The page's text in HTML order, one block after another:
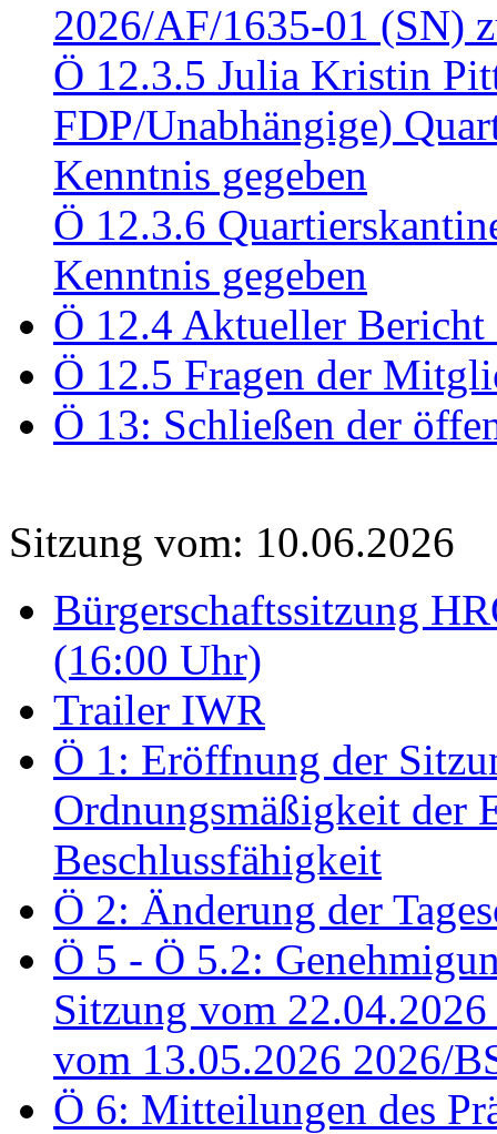
2026/AF/1635-01 (SN)
Ö 12.3.5 Julia Kristin
FDP/Unabhängige)
Kenntnis gegeben
Ö 12.3.6
Kenntnis gegeben
Ö 12.4 Aktueller Bericht
Ö 12.5 Fragen der
Ö 13: Schließen der
Sitzung vom: 10.06.2026
Bürgerschaftssitzung
(16:00 Uhr)
Trailer IWR
Ö 1: Eröffnung der
Ordnungsmäßigkeit der
Beschlussfähigkeit
Ö 2: Änderung der
Ö 5 - Ö 5.2:
Sitzung vom
vom 13.05.2026 2026/
Ö 6: Mitteilungen des